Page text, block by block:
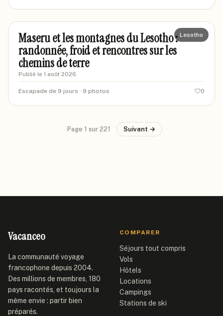
jeanluc-voyageur
Lesotho
Maseru et les montagnes du Lesotho :
randonnée, froid et rencontres sur les
chemins de terre
Publié le 1 août 2026
Escapade de 9 jours · 9 photos 0
Page 1 sur 221 Suivant →
Vacanceo
La communauté voyage
francophone depuis 2004.
Des millions de membres, 180
pays racontés, et toujours la
même envie : partir bien
préparés.
COMPARER
Séjours tout compris
Vols
Hôtels
Locations
Campings
Stations de ski